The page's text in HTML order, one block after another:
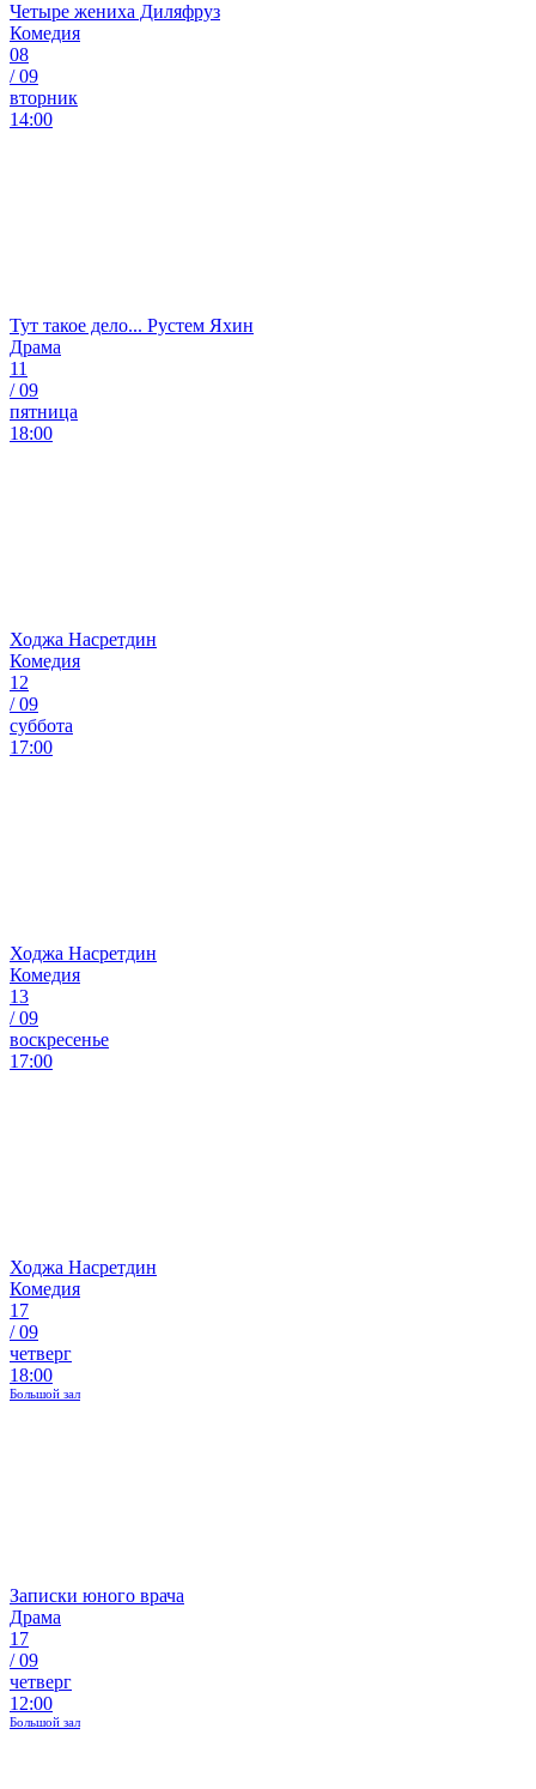
Четыре жениха Диляфруз
Комедия
08
/09
вторник
14:00
Тут такое дело... Рустем Яхин
Драма
11
/09
пятница
18:00
Ходжа Насретдин
Комедия
12
/09
суббота
17:00
Ходжа Насретдин
Комедия
13
/09
воскресенье
17:00
Ходжа Насретдин
Комедия
17
/09
четверг
18:00
Большой зал
Записки юного врача
Драма
17
/09
четверг
12:00
Большой зал